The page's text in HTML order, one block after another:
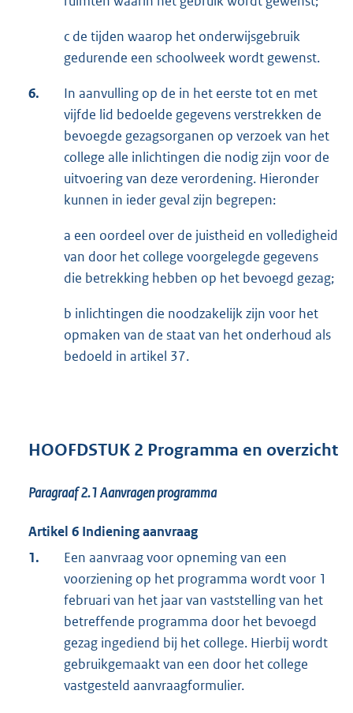
c de tijden waarop het onderwijsgebruik
gedurende een schoolweek wordt gewenst.
6.
In aanvulling op de in het eerste tot en met
vijfde lid bedoelde gegevens verstrekken de
bevoegde gezagsorganen op verzoek van het
college alle inlichtingen die nodig zijn voor de
uitvoering van deze verordening. Hieronder
kunnen in ieder geval zijn begrepen:
a een oordeel over de juistheid en volledigheid
van door het college voorgelegde gegevens
die betrekking hebben op het bevoegd gezag;
b inlichtingen die noodzakelijk zijn voor het
opmaken van de staat van het onderhoud als
bedoeld in artikel 37.
HOOFDSTUK 2 Programma en overzicht
Paragraaf 2.1Aanvragen programma
Artikel 6 Indiening aanvraag
1.
Een aanvraag voor opneming van een
voorziening op het programma wordt voor 1
februari van het jaar van vaststelling van het
betreffende programma door het bevoegd
gezag ingediend bij het college. Hierbij wordt
gebruikgemaakt van een door het college
vastgesteld aanvraagformulier.